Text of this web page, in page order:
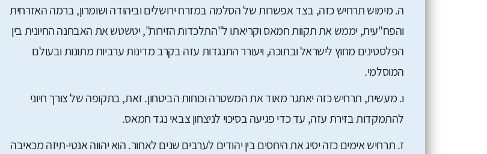
ה. מימוש תרחיש כזה, בצד אפשרות של הסלמה במזרח ירושלים וביהודה ושומרון, ברמה האזרחית
והפח"עית, יממש את תקוות חמאס וקריאתו ל"התלכדות הזירות", יטשטש את האבחנה החיונית בין
הפלסטינים מחוץ לישראל ובתוכה, ויעורר התנגדות עזה בקרב מדינות ערביות מתונות ובעולם
המוסלמי.
ו. מעשית, תרחיש כזה יאתגר מאוד את המשטרה וכוחות הביטחון. זאת, בתקופה של צורך חיוני
להתמקדות בזירת עזה, עד כדי פגיעה בסיכוי לניצחון צבאי נגד חמאס.
ז. תרחיש אימים כזה יסיג את היחסים בין יהודים לערבים שנים לאחור. הוא יהווה אנטי-תיזה מכאיבה